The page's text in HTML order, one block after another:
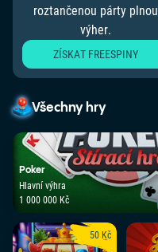
roztančenou párty plnou
výher.
ZÍSKAT FREESPINY
Všechny hry
Poker
Hlavní výhra
1 000 000 Kč
50 Kč